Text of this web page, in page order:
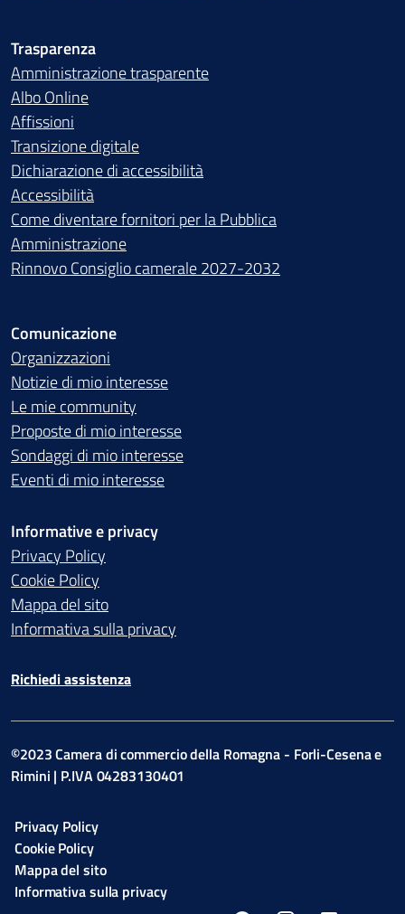
Trasparenza
Amministrazione trasparente
Albo Online
Affissioni
Transizione digitale
Dichiarazione di accessibilità
Accessibilità
Come diventare fornitori per la Pubblica
Amministrazione
Rinnovo Consiglio camerale 2027-2032
Comunicazione
Organizzazioni
Notizie di mio interesse
Le mie community
Proposte di mio interesse
Sondaggi di mio interesse
Eventi di mio interesse
Informative e privacy
Privacy Policy
Cookie Policy
Mappa del sito
Informativa sulla privacy
Richiedi assistenza
©2023 Camera di commercio della Romagna - Forli-Cesena e
Rimini | P.IVA 04283130401
Privacy Policy
Cookie Policy
Mappa del sito
Informativa sulla privacy